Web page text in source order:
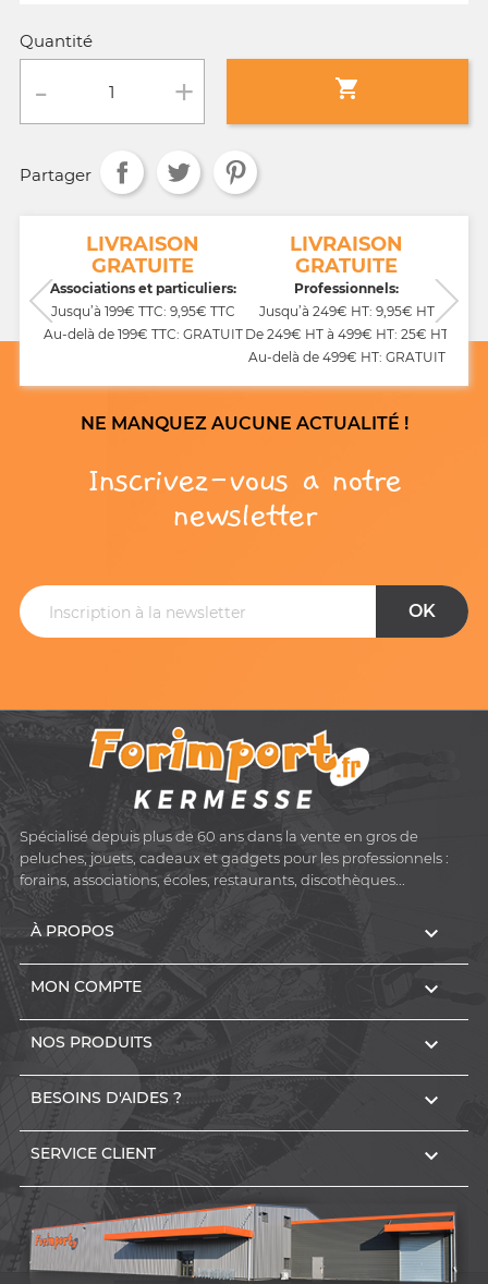
Référence
Conditionnement :
Age :
Quantité

Partager
LIVRAISON
GRATUITE
Associations et particuliers:
Jusqu’à 199€ TTC: 9,95€ TTC
Au-delà de 199€ TTC: GRATUIT
LIVRAISON
GRATUITE
Professionnels:
Jusqu’à 249€ HT: 9,95€ HT
De 249€ HT à 499€ HT: 25€ HT
Au-delà de 499€ HT: GRATUIT
NE MANQUEZ AUCUNE ACTUALITÉ !
Inscrivez-vous a notre
newsletter
Spécialisé depuis plus de 60 ans dans la vente en gros de
peluches, jouets, cadeaux et gadgets pour les professionnels :
forains, associations, écoles, restaurants, discothèques...
À PROPOS 
MON COMPTE 
NOS PRODUITS 
BESOINS D'AIDES ? 
SERVICE CLIENT 